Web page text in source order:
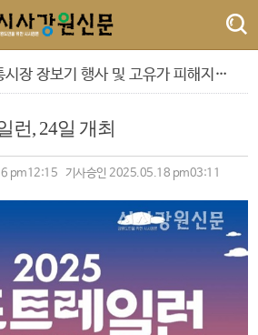
강원특별자치도지사 시장군수 간담회
도지사, 제2청사 업무 점검
도, 전통시장 장보기 행사 및 고유가 피해지원금 소비 촉진 캠페인
감탄로드 ‘테마형 여행상품 및 홍보 마케팅’ 확대
빈집 철거 지원사업 3차 신청 접수
여성농업인 특수건강검진 신청·접수
강원특별자치도지사 시장군수 간담회
런, 24일 개최
pm12:15 기사승인 2025.05.18 pm03:11